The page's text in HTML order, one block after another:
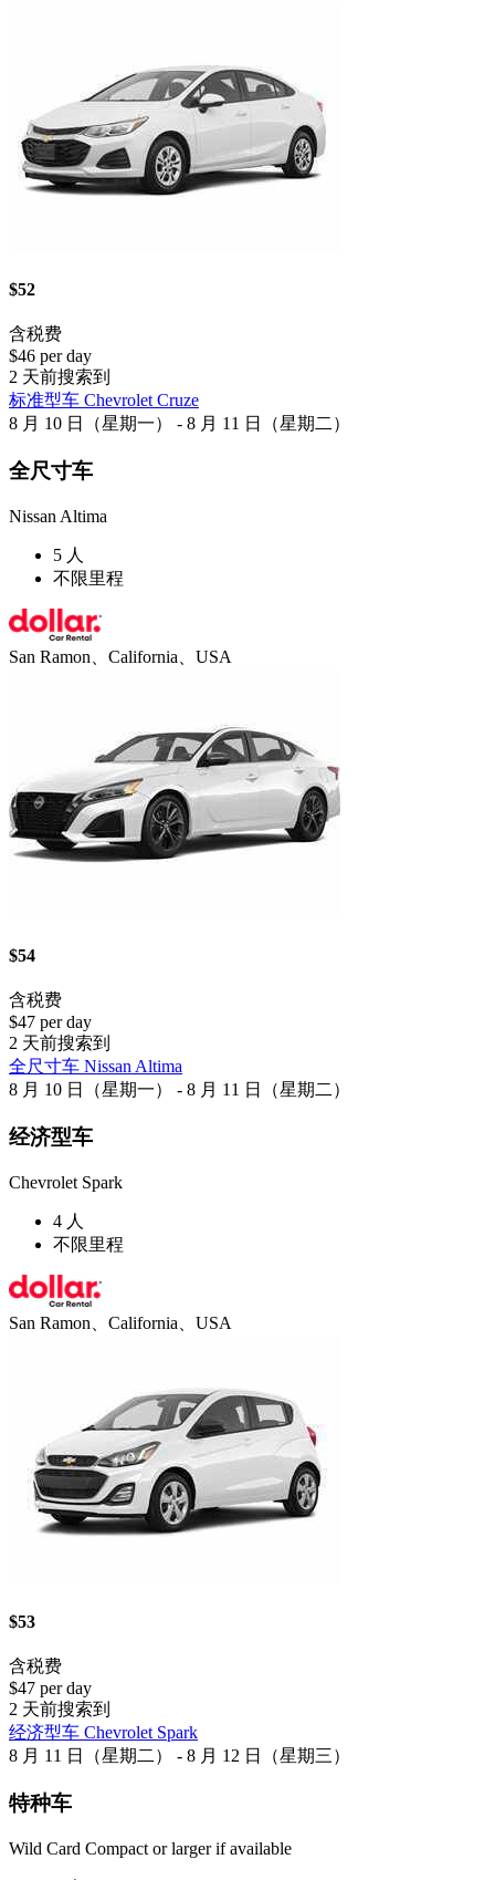
$52
含税费
$46 per day
2 天前搜索到
标准型车 Chevrolet Cruze
8 月 10 日（星期一） - 8 月 11 日（星期二）
全尺寸车
Nissan Altima
5 人
不限里程
San Ramon、California、USA
$54
含税费
$47 per day
2 天前搜索到
全尺寸车 Nissan Altima
8 月 10 日（星期一） - 8 月 11 日（星期二）
经济型车
Chevrolet Spark
4 人
不限里程
San Ramon、California、USA
$53
含税费
$47 per day
2 天前搜索到
经济型车 Chevrolet Spark
8 月 11 日（星期二） - 8 月 12 日（星期三）
特种车
Wild Card Compact or larger if available